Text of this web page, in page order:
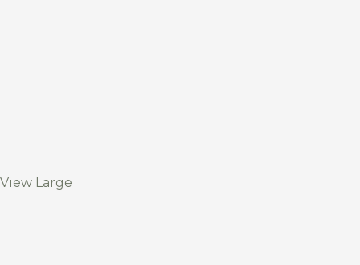
View Large